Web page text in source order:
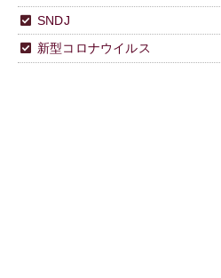
SNDJ
新型コロナウイルス